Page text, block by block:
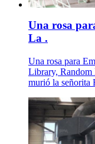
Una rosa
La .
Una rosa para
Library, Random
murió la señorita